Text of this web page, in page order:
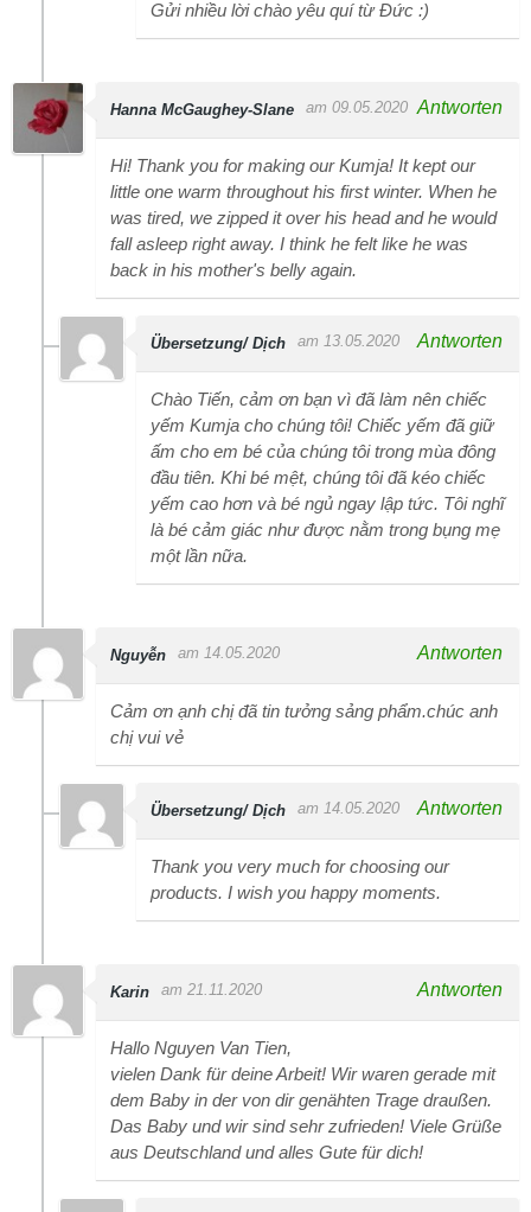
Gửi nhiều lời chào yêu quí từ Đức :)
Hanna McGaughey-Slane am 09.05.2020 Antworten
Hi! Thank you for making our Kumja! It kept our
little one warm throughout his first winter. When he
was tired, we zipped it over his head and he would
fall asleep right away. I think he felt like he was
back in his mother's belly again.
Übersetzung/ Dịch am 13.05.2020 Antworten
Chào Tiến, cảm ơn bạn vì đã làm nên chiếc
yếm Kumja cho chúng tôi! Chiếc yếm đã giữ
ấm cho em bé của chúng tôi trong mùa đông
đầu tiên. Khi bé mệt, chúng tôi đã kéo chiếc
yếm cao hơn và bé ngủ ngay lập tức. Tôi nghĩ
là bé cảm giác như được nằm trong bụng mẹ
một lần nữa.
Nguyễn am 14.05.2020 Antworten
Cảm ơn ạnh chị đã tin tưởng sảng phẩm.chúc anh
chị vui vẻ
Übersetzung/ Dịch am 14.05.2020 Antworten
Thank you very much for choosing our
products. I wish you happy moments.
Karin am 21.11.2020 Antworten
Hallo Nguyen Van Tien,
vielen Dank für deine Arbeit! Wir waren gerade mit
dem Baby in der von dir genähten Trage draußen.
Das Baby und wir sind sehr zufrieden! Viele Grüße
aus Deutschland und alles Gute für dich!